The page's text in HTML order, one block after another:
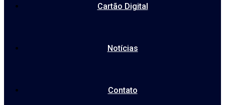
Cartão Digital
Notícias
Contato